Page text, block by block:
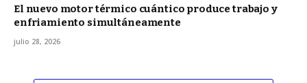
El nuevo motor térmico cuántico produce trabajo y
enfriamiento simultáneamente
julio 28, 2026